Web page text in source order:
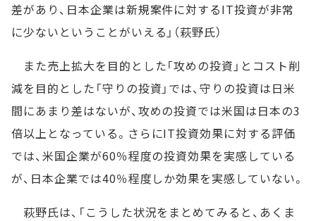
差があり、日本企業は新規案件に対するIT投資が非常
に少ないということがいえる」（萩野氏）
また売上拡大を目的とした「攻めの投資」とコスト削
減を目的とした「守りの投資」では、守りの投資は日米
間にあまり差はないが、攻めの投資では米国は日本の3
倍以上となっている。さらにIT投資効果に対する評価
では、米国企業が60％程度の投資効果を実感している
が、日本企業では40％程度しか効果を実感していない。
萩野氏は、「こうした状況をまとめてみると、あくま